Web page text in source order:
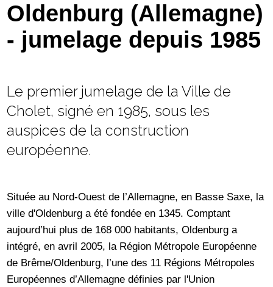
Economie
Services
Oldenburg (Allemagne)
- jumelage depuis 1985
Le premier jumelage de la Ville de
Cholet, signé en 1985, sous les
auspices de la construction
européenne.
Située au Nord-Ouest de l’Allemagne, en Basse Saxe, la
ville d'Oldenburg a été fondée en 1345. Comptant
aujourd’hui plus de 168 000 habitants, Oldenburg a
intégré, en avril 2005, la Région Métropole Européenne
de Brême/Oldenburg, l’une des 11 Régions Métropoles
Européennes d’Allemagne définies par l'Union